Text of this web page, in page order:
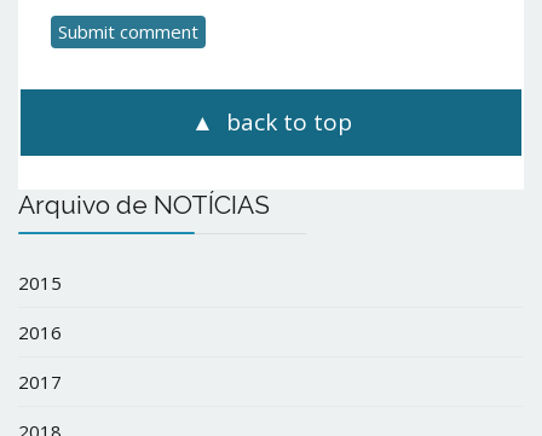
back to top
Arquivo de NOTÍCIAS
2015
2016
2017